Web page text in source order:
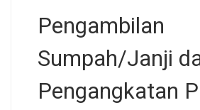
Pengambilan
Sumpah/Janji
Pengangkatan